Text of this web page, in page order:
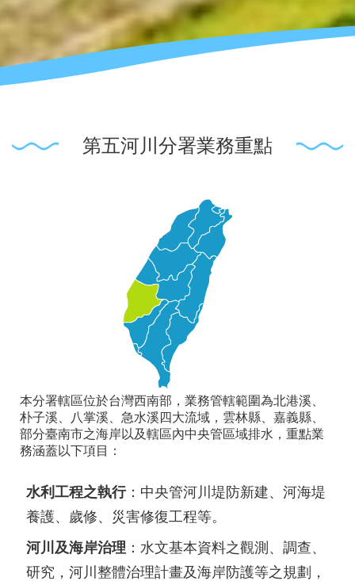
第五河川分署業務重點
本分署轄區位於台灣西南部，業務管轄範圍為北港溪、
朴子溪、八掌溪、急水溪四大流域，雲林縣、嘉義縣、
部分臺南市之海岸以及轄區內中央管區域排水，重點業
務涵蓋以下項目：
水利工程之執行：中央管河川堤防新建、河海堤
養護、歲修、災害修復工程等。
河川及海岸治理 ：水文基本資料之觀測、調查、
研究，河川整體治理計畫及海岸防護等之規劃，